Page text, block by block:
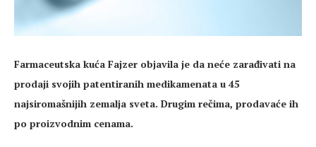
Farmaceutska kuća Fajzer objavila je da neće zarađivati na
prodaji svojih patentiranih medikamenata u 45
najsiromašnijih zemalja sveta. Drugim rečima, prodavaće ih
po proizvodnim cenama.